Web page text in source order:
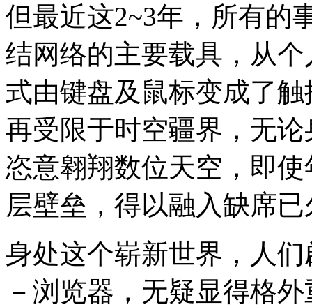
但最近这2~3年，所有的
结网络的主要载具，从
式由键盘及鼠标变成了
再受限于时空疆界，无
恣意翱翔数位天空，即
层壁垒，得以融入缺席
身处这个崭新世界，人
－浏览器，无疑显得格